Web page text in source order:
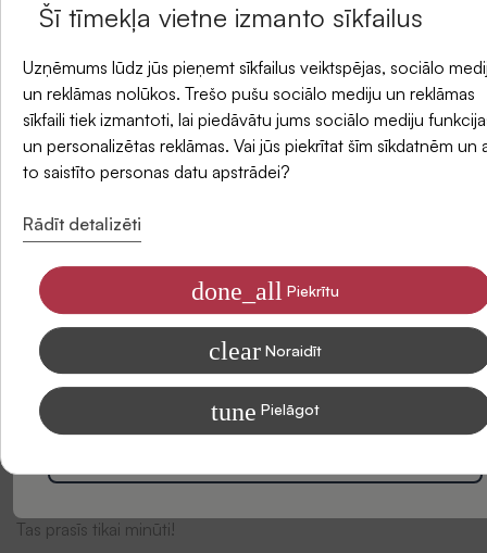
Piegādes metodes
Atsauksmes
Esiet pirmais, kas sniedz atsauksmi par šo produktu. Jūsu
pieņemt lēmumu.
Tas prasīs tikai minūti!
pasūtījumam.
E-pasts
Piekrītu saņemt SIDONAS jaunumus savā e-pastā
Informāciju par to, kā apstrādājam Jūsu datus mārketinga nolūkiem,
lasiet mūsu Privātuma politikā
Šī tīmekļa vietne izmanto sīkfailus
Uzņēmums lūdz jūs pieņemt sīkfailus veiktspējas, sociālo
un reklāmas nolūkos. Trešo pušu sociālo mediju un reklāmas
sīkfaili tiek izmantoti, lai piedāvātu jums sociālo mediju
un personalizētas reklāmas. Vai jūs piekrītat šīm sīkdatnēm un
to saistīto personas datu apstrādei?
Rādīt detalizēti
done_all Piekrītu
clear Noraidīt
tune Pielāgot